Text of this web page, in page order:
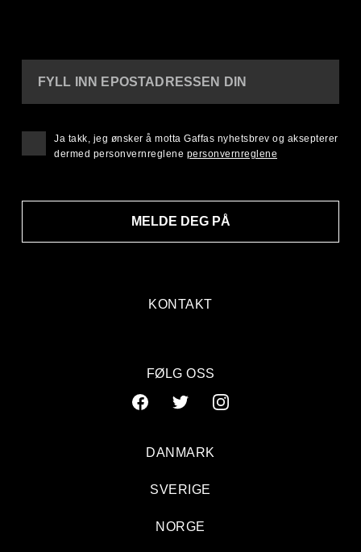
KONTAKT
FYLL INN EPOSTADRESSEN DIN
MELDE DEG PÅ
Ja takk, jeg ønsker å motta Gaffas nyhetsbrev og aksepterer
dermed personvernreglene personvernreglene
FØLG OSS
DANMARK
SVERIGE
NORGE